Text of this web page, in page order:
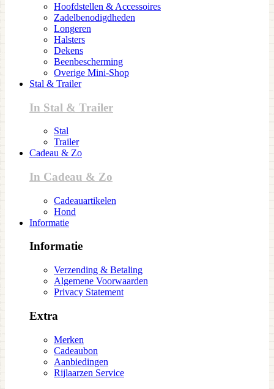
Hoofdstellen & Accessoires
Zadelbenodigdheden
Longeren
Halsters
Dekens
Beenbescherming
Overige Mini-Shop
Stal & Trailer
In Stal & Trailer
Stal
Trailer
Cadeau & Zo
In Cadeau & Zo
Cadeauartikelen
Hond
Informatie
Informatie
Verzending & Betaling
Algemene Voorwaarden
Privacy Statement
Extra
Merken
Cadeaubon
Aanbiedingen
Rijlaarzen Service